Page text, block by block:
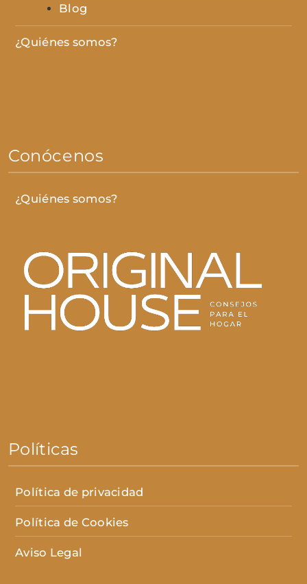
Blog
¿Quiénes somos?
Conócenos
¿Quiénes somos?
Políticas
Política de privacidad
Política de Cookies
Aviso Legal